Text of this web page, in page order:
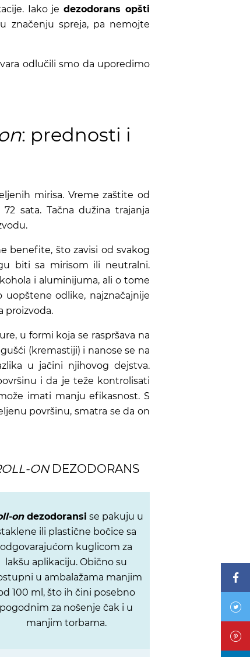
Iako jedezodorans opšti
značenju spreja, pa nemojte
odlučili smo da uporedimo
: prednosti i
mirisa. Vreme zaštite od
sata. Tačna dužina trajanja
benefite, što zavisi od svakog
biti sa mirisom ili neutralni.
i aluminijuma, ali o tome
odlike, najznačajnije
proizvoda.
u formi koja se raspršava na
(kremastiji) i nanose se na
u jačini njihovog dejstva.
i da je teže kontrolisati
imati manju efikasnost. S
površinu, smatra se da on
ONDEZODORANS
ondezodoransi se pakuju u
ili plastične bočice sa
odgovarajućom kuglicom za
lakšu aplikaciju. Obično su
u ambalažama manjim
100 ml, što ih čini posebno
pogodnim za nošenje čak i u
manjim torbama.